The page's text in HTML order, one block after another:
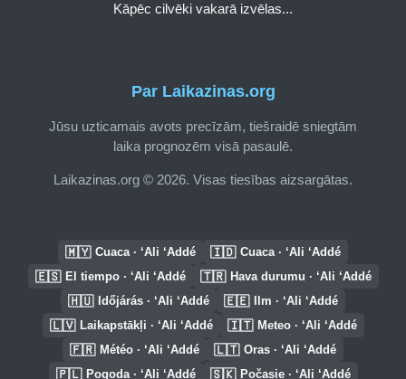
Par Laikazinas.org
Jūsu uzticamais avots precīzām, tiešraidē sniegtām
laika prognozēm visā pasaulē.
Laikazinas.org © 2026. Visas tiesības aizsargātas.
Kāpēc cilvēki vakarā izvēlas...
🇲🇾 Cuaca · ‘Ali ‘Addé 🇮🇩 Cuaca · ‘Ali ‘Addé
🇪🇸 El tiempo · ‘Ali ‘Addé 🇹🇷 Hava durumu · ‘Ali ‘Addé
🇭🇺 Időjárás · ‘Ali ‘Addé 🇪🇪 Ilm · ‘Ali ‘Addé
🇱🇻 Laikapstākļi · ‘Ali ‘Addé 🇮🇹 Meteo · ‘Ali ‘Addé
🇫🇷 Météo · ‘Ali ‘Addé 🇱🇹 Oras · ‘Ali ‘Addé
🇵🇱 Pogoda · ‘Ali ‘Addé 🇸🇰 Počasie · ‘Ali ‘Addé